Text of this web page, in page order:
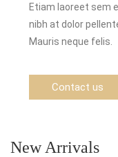
Etiam laoreet sem
nibh at dolor
Mauris neque felis.
Contact us
New Arrivals